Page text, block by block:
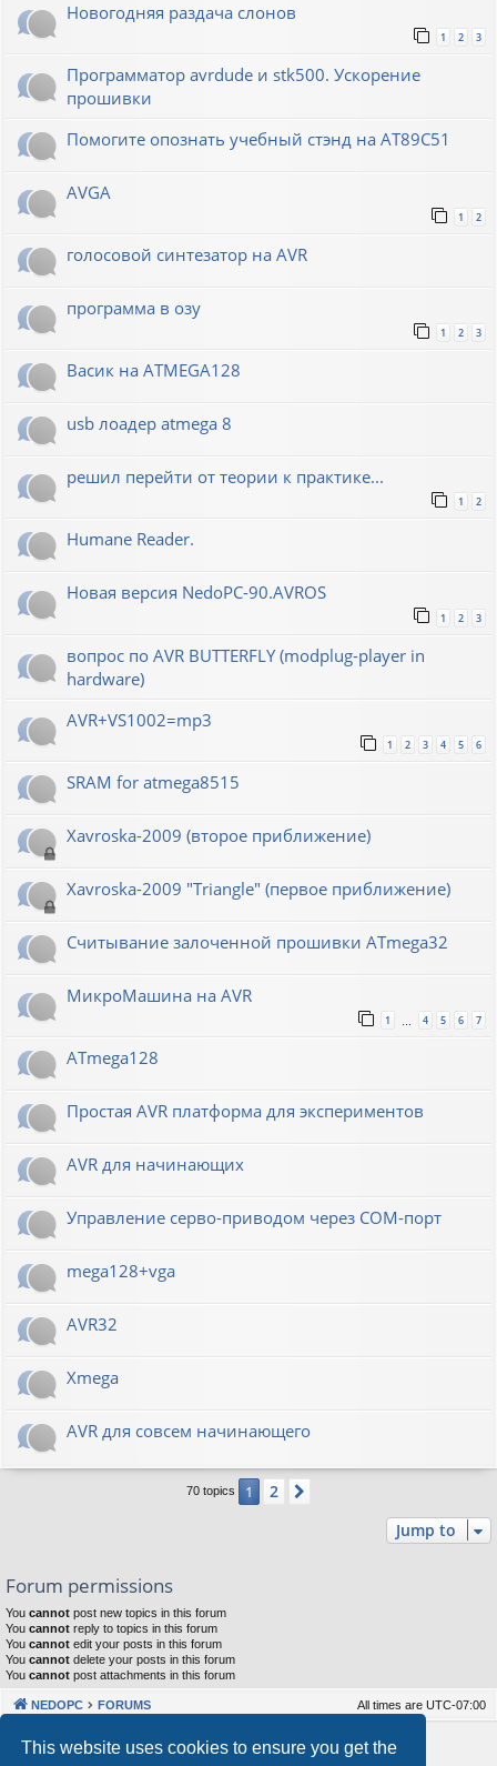
This website uses cookies to ensure you get the
Новогодняя раздача слонов
1 2 3
Программатор avrdude и stk500. Ускорение
прошивки
Помогите опознать учебный стэнд на AT89С51
AVGA
1 2
голосовой синтезатор на AVR
программа в озу
1 2 3
Васик на ATMEGA128
usb лоадер atmega 8
решил перейти от теории к практике...
1 2
Humane Reader.
Новая версия NedoPC-90.AVROS
1 2 3
вопрос по AVR BUTTERFLY (modplug-player in
hardware)
AVR+VS1002=mp3
1 2 3 4 5 6
SRAM for atmega8515
Xavroska-2009 (второе приближение)
Xavroska-2009 "Triangle" (первое приближение)
Считывание залоченной прошивки ATmega32
МикроМашина на AVR
1 4 5 6 7
ATmega128
Простая AVR платформа для экспериментов
AVR для начинающих
Управление серво-приводом через COM-порт
mega128+vga
AVR32
Xmega
AVR для совсем начинающего
70 topics 1 2
Jump to
Forum permissions
You cannot post new topics in this forum
You cannot reply to topics in this forum
You cannot edit your posts in this forum
You cannot delete your posts in this forum
You cannot post attachments in this forum
NEDOPC FORUMS All times are UTC-07:00
Powered byphpBB® Forum Software © phpBB Limited